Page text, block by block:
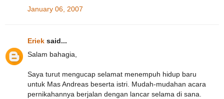
January 06, 2007
Eriek said...
Salam bahagia,
Saya turut mengucap selamat menempuh hidup baru
untuk Mas Andreas beserta istri. Mudah-mudahan acara
pernikahannya berjalan dengan lancar selama di sana.